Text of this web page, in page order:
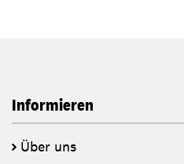
Informieren
Über uns